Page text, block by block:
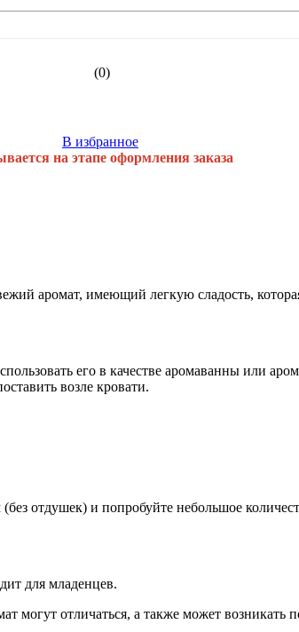
(0)
В избранное
на этапе оформления заказа
аромат, имеющий легкую сладость,
его в качестве аромаванны или
возле кровати.
отдушек) и попробуйте небольшое
для младенцев.
отличаться, а также может возникать